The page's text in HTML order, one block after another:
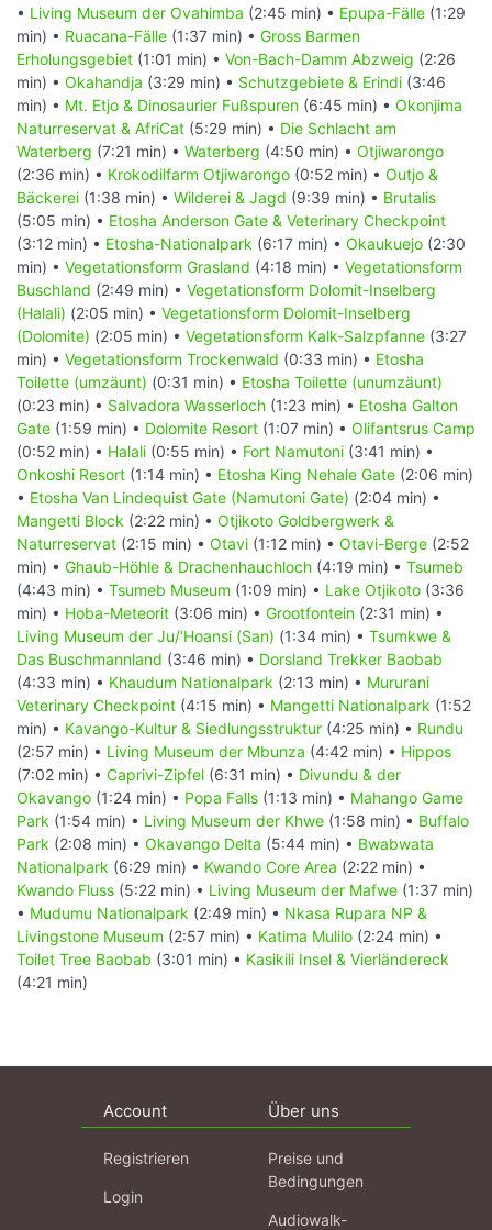
• Living Museum der Ovahimba (2:45 min) • Epupa-Fälle (1:29
min) • Ruacana-Fälle (1:37 min) • Gross Barmen
Erholungsgebiet (1:01 min) • Von-Bach-Damm Abzweig (2:26
min) • Okahandja (3:29 min) • Schutzgebiete & Erindi (3:46
min) • Mt. Etjo & Dinosaurier Fußspuren (6:45 min) • Okonjima
Naturreservat & AfriCat (5:29 min) • Die Schlacht am
Waterberg (7:21 min) • Waterberg (4:50 min) • Otjiwarongo
(2:36 min) • Krokodilfarm Otjiwarongo (0:52 min) • Outjo &
Bäckerei (1:38 min) • Wilderei & Jagd (9:39 min) • Brutalis
(5:05 min) • Etosha Anderson Gate & Veterinary Checkpoint
(3:12 min) • Etosha-Nationalpark (6:17 min) • Okaukuejo (2:30
min) • Vegetationsform Grasland (4:18 min) • Vegetationsform
Buschland (2:49 min) • Vegetationsform Dolomit-Inselberg
(Halali) (2:05 min) • Vegetationsform Dolomit-Inselberg
(Dolomite) (2:05 min) • Vegetationsform Kalk-Salzpfanne (3:27
min) • Vegetationsform Trockenwald (0:33 min) • Etosha
Toilette (umzäunt) (0:31 min) • Etosha Toilette (unumzäunt)
(0:23 min) • Salvadora Wasserloch (1:23 min) • Etosha Galton
Gate (1:59 min) • Dolomite Resort (1:07 min) • Olifantsrus Camp
(0:52 min) • Halali (0:55 min) • Fort Namutoni (3:41 min) •
Onkoshi Resort (1:14 min) • Etosha King Nehale Gate (2:06 min)
• Etosha Van Lindequist Gate (Namutoni Gate) (2:04 min) •
Mangetti Block (2:22 min) • Otjikoto Goldbergwerk &
Naturreservat (2:15 min) • Otavi (1:12 min) • Otavi-Berge (2:52
min) • Ghaub-Höhle & Drachenhauchloch (4:19 min) • Tsumeb
(4:43 min) • Tsumeb Museum (1:09 min) • Lake Otjikoto (3:36
min) • Hoba-Meteorit (3:06 min) • Grootfontein (2:31 min) •
Living Museum der Ju/‘Hoansi (San) (1:34 min) • Tsumkwe &
Das Buschmannland (3:46 min) • Dorsland Trekker Baobab
(4:33 min) • Khaudum Nationalpark (2:13 min) • Mururani
Veterinary Checkpoint (4:15 min) • Mangetti Nationalpark (1:52
min) • Kavango-Kultur & Siedlungsstruktur (4:25 min) • Rundu
(2:57 min) • Living Museum der Mbunza (4:42 min) • Hippos
(7:02 min) • Caprivi-Zipfel (6:31 min) • Divundu & der
Okavango (1:24 min) • Popa Falls (1:13 min) • Mahango Game
Park (1:54 min) • Living Museum der Khwe (1:58 min) • Buffalo
Park (2:08 min) • Okavango Delta (5:44 min) • Bwabwata
Nationalpark (6:29 min) • Kwando Core Area (2:22 min) •
Kwando Fluss (5:22 min) • Living Museum der Mafwe (1:37 min)
• Mudumu Nationalpark (2:49 min) • Nkasa Rupara NP &
Livingstone Museum (2:57 min) • Katima Mulilo (2:24 min) •
Toilet Tree Baobab (3:01 min) • Kasikili Insel & Vierländereck
(4:21 min)
Account
Registrieren
Login
Über uns
Preise und
Bedingungen
Audiowalk-